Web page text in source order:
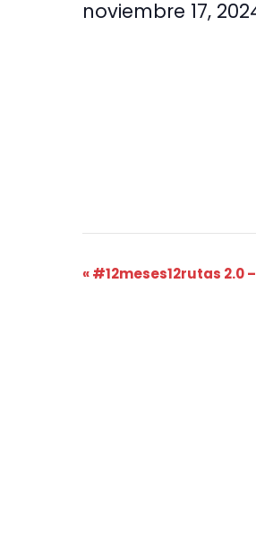
noviembre 17,
Navegación
«#12meses12rutas 2.0